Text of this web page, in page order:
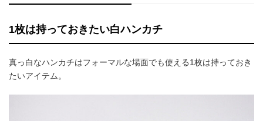
1枚は持っておきたい白ハンカチ
真っ白なハンカチはフォーマルな場面でも使える1枚は持っておき
たいアイテム。